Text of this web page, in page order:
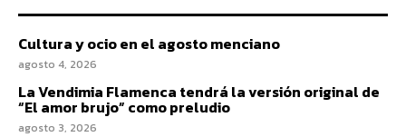
Cultura y ocio en el agosto menciano
agosto 4, 2026
La Vendimia Flamenca tendrá la versión original de
“El amor brujo” como preludio
agosto 3, 2026